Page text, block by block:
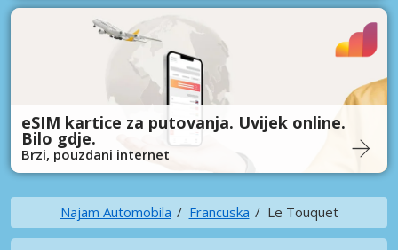
eSIM kartice za putovanja. Uvijek online.
Bilo gdje.
Brzi, pouzdani internet
Najam Automobila Francuska Le Touquet